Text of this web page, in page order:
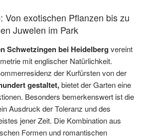
Von exotischen Pflanzen bis zu
Juwelen im Park
Schwetzingen bei Heidelberg vereint
mit englischer Natürlichkeit.
der Kurfürsten von der
gestaltet,bietet der Garten eine
Besonders bemerkenswert ist die
Ausdruck der Toleranz und des
jener Zeit. Die Kombination aus
Formen und romantischen